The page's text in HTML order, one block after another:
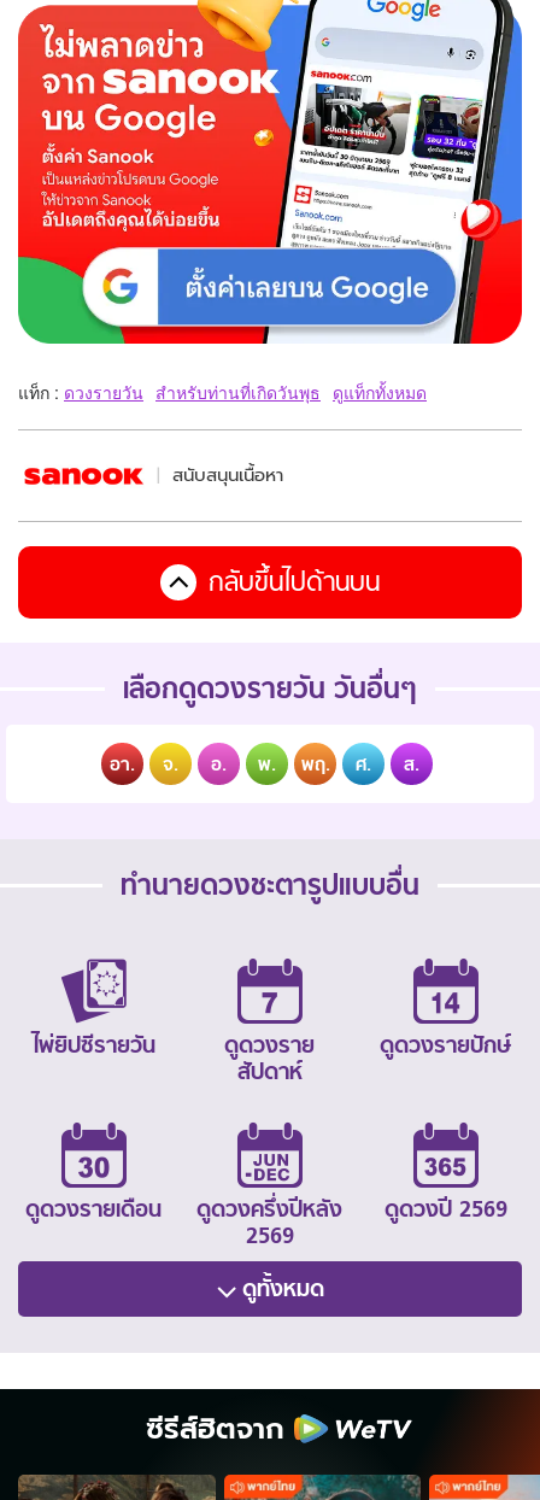
แท็ก : ดวงรายวัน สำหรับท่านที่เกิดวันพุธ ดูแท็กทั้งหมด
สนับสนุนเนื้อหา
กลับขึ้นไปด้านบน
เลือกดูดวงรายวัน วันอื่นๆ
อา. จ. อ. พ. พฤ. ศ. ส.
ทำนายดวงชะตารูปแบบอื่น
ไพ่ยิปซีรายวัน
ดูดวงราย
สัปดาห์
ดูดวงรายปักษ์
ดูดวงรายเดือน
ดูดวงครึ่งปีหลัง
2569
ดูดวงปี 2569
ดูทั้งหมด
ซีรีส์ฮิตจาก